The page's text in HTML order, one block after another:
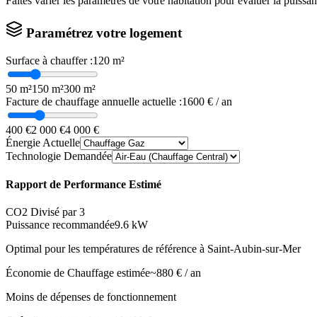
Paramétrez votre logement
Surface à chauffer :120 m²
50 m²150 m²300 m²
Facture de chauffage annuelle actuelle :1600 € / an
400 €2 000 €4 000 €
Énergie Actuelle
Technologie Demandée
Rapport de Performance Estimé
CO2 Divisé par 3
Puissance recommandée9.6 kW
Optimal pour les températures de référence à Saint-Aubin-sur-Mer
Économie de Chauffage estimée~880 € / an
Moins de dépenses de fonctionnement